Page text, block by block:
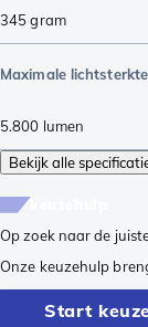
345gram
Maximale lichtsterkte
5.800 lumen
Bekijk alle
Op zoek naar de
Onze keuzehulp
Start